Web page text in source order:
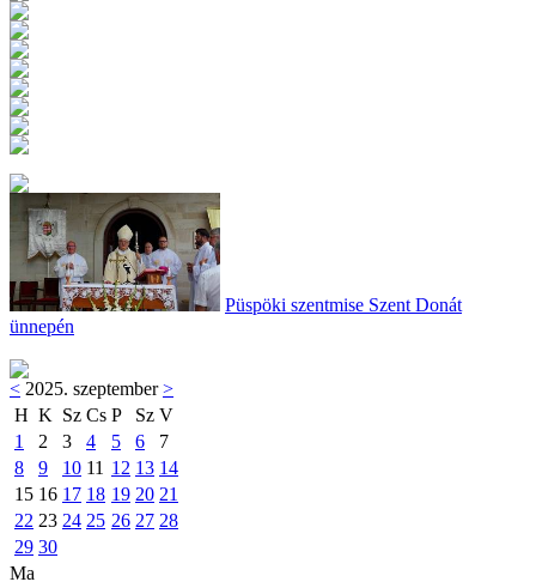
Püspöki szentmise Szent Donát
ünnepén
< 2025. szeptember>
H K Sz Cs P Sz V
1
2 3 4 5 6
7
8
9 10 11 12 13 14
15 16 17 18 19 20 21
22 23 24 25 26 27 28
29 30
Ma